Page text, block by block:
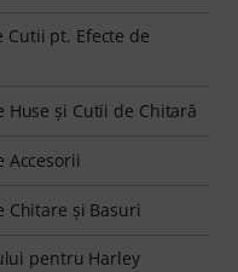
pt. Efecte de
şi Cutii de Chitară
Accesorii
Chitare şi Basuri
pentru Harley